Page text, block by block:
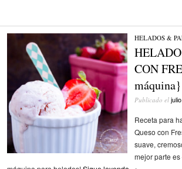
HELADOS &
CON
máquina}
Publicado el
Receta para
Queso con
suave,
mejor parte es